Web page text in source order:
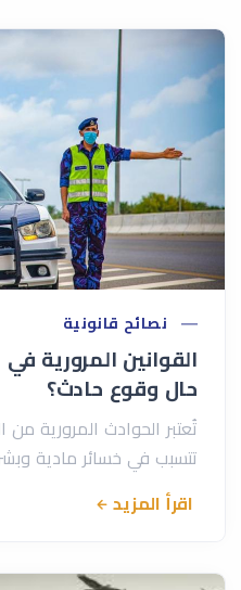
نصائح قانونية
القوانين المرورية
حال وقوع حادث؟
تُعتبر الحوادث المرورية من
تتسبب في خسائر مادية
اقرأ المزيد